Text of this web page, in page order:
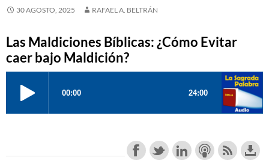
30 AGOSTO, 2025 RAFAEL A. BELTRÁN
Las Maldiciones Bíblicas: ¿Cómo Evitar
caer bajo Maldición?